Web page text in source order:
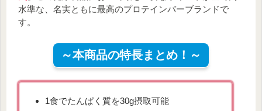
水準な、名実ともに最高のプロテインバーブランドで
す。
～本商品の特長まとめ！～
1食でたんぱく質を30g摂取可能